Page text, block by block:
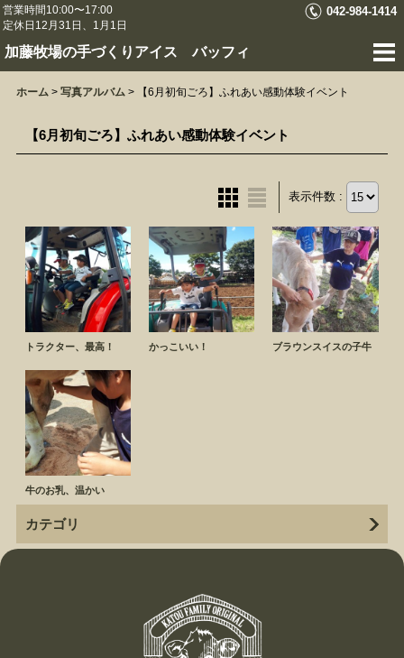
営業時間10:00〜17:00
定休日12月31日、1月1日
042-984-1414
加藤牧場の手づくりアイス バッフィ
ホーム > 写真アルバム > 【6月初旬ごろ】ふれあい感動体験イベント
【6月初旬ごろ】ふれあい感動体験イベント
表示件数 :
トラクター、最高！ かっこいい！ ブラウンスイスの子牛
牛のお乳、温かい
カテゴリ